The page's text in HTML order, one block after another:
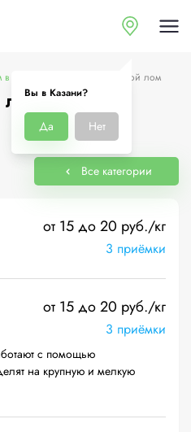
Вы в Казани?
Да Нет
Казани Цены на бытовой лом
в Казани
Все категории
от 15 до 20 руб./кг
3 приёмки
от 15 до 20 руб./кг
3 приёмки
с помощью
на крупную и мелкую